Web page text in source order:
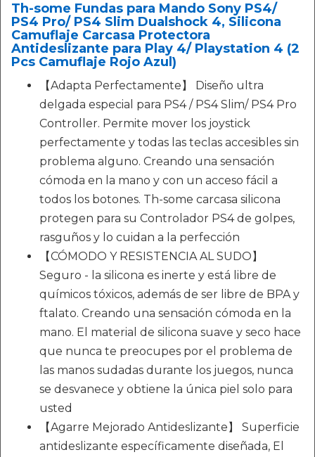
Th-some Fundas para Mando Sony PS4/
PS4 Pro/ PS4 Slim Dualshock 4, Silicona
Camuflaje Carcasa Protectora
Antideslizante para Play 4/ Playstation 4 (2
Pcs Camuflaje Rojo Azul)
【Adapta Perfectamente】 Diseño ultra
delgada especial para PS4 / PS4 Slim/ PS4 Pro
Controller. Permite mover los joystick
perfectamente y todas las teclas accesibles sin
problema alguno. Creando una sensación
cómoda en la mano y con un acceso fácil a
todos los botones. Th-some carcasa silicona
protegen para su Controlador PS4 de golpes,
rasguños y lo cuidan a la perfección
【CÓMODO Y RESISTENCIA AL SUDO】
Seguro - la silicona es inerte y está libre de
químicos tóxicos, además de ser libre de BPA y
ftalato. Creando una sensación cómoda en la
mano. El material de silicona suave y seco hace
que nunca te preocupes por el problema de
las manos sudadas durante los juegos, nunca
se desvanece y obtiene la única piel solo para
usted
【Agarre Mejorado Antideslizante】 Superficie
antideslizante específicamente diseñada, El